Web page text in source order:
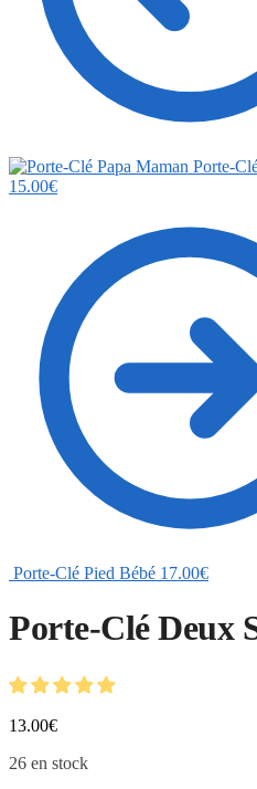
Porte-
15.00€
Porte-Clé Pied Bébé 17.00€
Porte-Clé Deux
13.00€
26 en stock